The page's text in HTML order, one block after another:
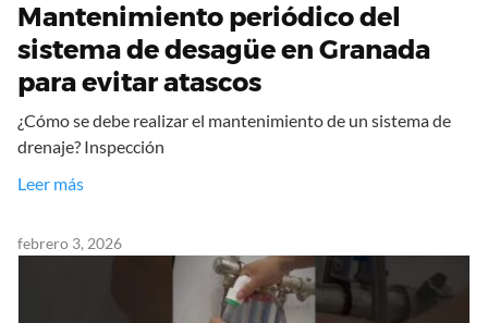
Mantenimiento periódico del
sistema de desagüe en Granada
para evitar atascos
¿Cómo se debe realizar el mantenimiento de un sistema de
drenaje? Inspección
Leer más
febrero 3, 2026